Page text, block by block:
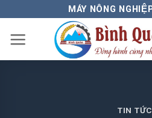
nội
dung
MÁY NÔNG
TIN TỨC